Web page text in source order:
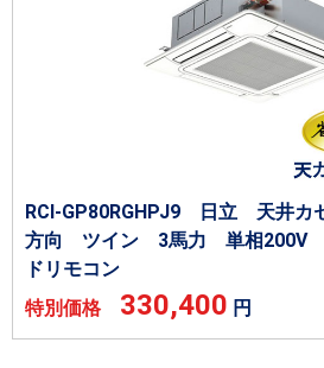
RCI-GP80RGHPJ9 日立 天井カ
方向 ツイン 3馬力 単相200V
ドリモコン
特別価格 330,400 円